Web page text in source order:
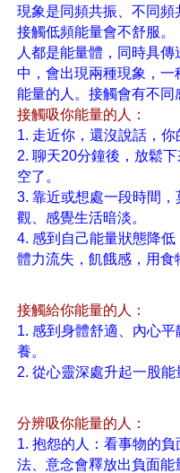
現象是同頻共振、不同
接觸低頻能量會不舒服。
人都是能量體，同時具
中，會出現兩種現象，
能量的人。接觸會有不同
接觸吸你能量的人：
1. 走近你，還沒說話，你
2. 聊天20分鐘後，放鬆
空了。
3. 靠近或想處一段時間
觀、感覺生活暗淡。
4. 感到自己能量狀態降低
體力流失， 飢餓感，用食
接觸給你能量的人：
1. 感到身體舒適、內心
養。
2. 從心靈深處升起一股能
分辨吸你能量的人：
1. 抱怨的人：看事物的
法、意念會釋放出負面能